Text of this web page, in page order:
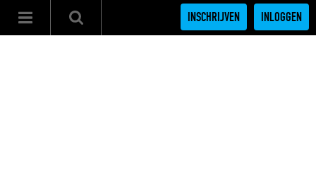
INSCHRIJVEN INLOGGEN